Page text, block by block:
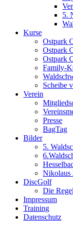
5.
Kurse
Ostpark
Ostpark
Ostpark
Family-
Scheibe
Verein
Presse
BagTag
Bilder
5.
Nikolaus
DiscGolf
Die
Impressum
Training
Datenschutz